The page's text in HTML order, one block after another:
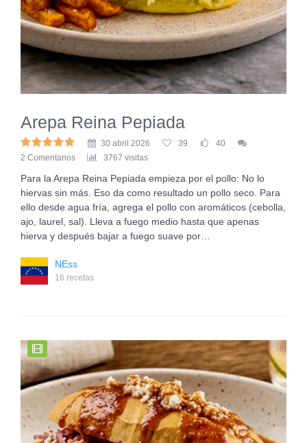
Arepa Reina Pepiada
30 abril 2026 39
40
2 Comentarios
3767 visitas
Para la Arepa Reina Pepiada empieza por el pollo: No lo
hiervas sin más. Eso da como resultado un pollo seco. Para
ello desde agua fría, agrega el pollo con aromáticos (cebolla,
ajo, laurel, sal). Lleva a fuego medio hasta que apenas
hierva y después bajar a fuego suave por…
NEss
16 recetas